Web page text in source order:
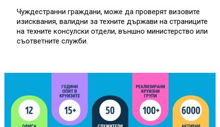
Чуждестранни граждани, може да проверят визовите
изисквания, валидни за техните държави на страниците
на техните консулски отдели, външно министерство или
съответните служби.